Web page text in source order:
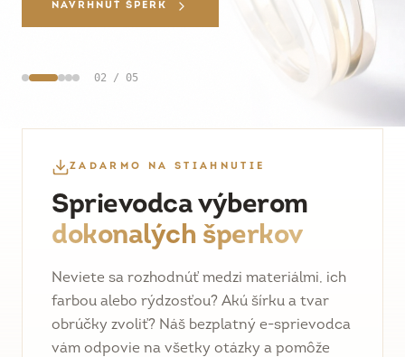
NAVRHNÚŤ ŠPERK
02 / 05
ZADARMO NA STIAHNUTIE
Sprievodca výberom
dokonalých šperkov
Neviete sa rozhodnúť medzi materiálmi, ich
farbou alebo rýdzosťou? Akú šírku a tvar
obrúčky zvoliť? Náš bezplatný e-sprievodca
vám odpovie na všetky otázky a pomôže